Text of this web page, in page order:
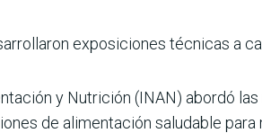
exposiciones técnicas a
y Nutrición (INAN) abordó
de alimentación saludable para